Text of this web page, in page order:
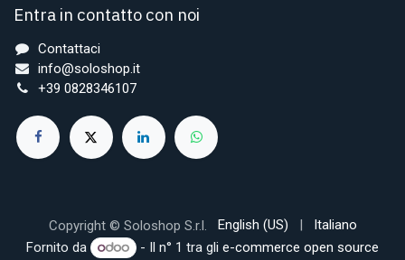
Entra in contatto con noi
Contattaci
info@soloshop.it
+39 0828346107
Copyright © Soloshop S.r.l. English (US) |
Italiano
Fornito da
- Il n° 1 tra glie-commerce open source